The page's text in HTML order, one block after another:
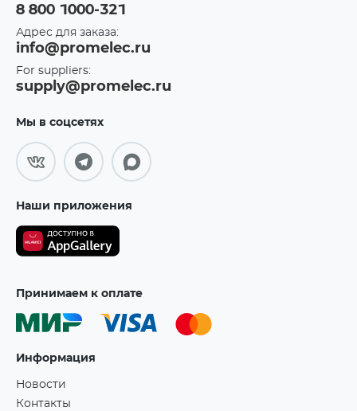
8 800 1000-321
Адрес для заказа:
info@promelec.ru
For suppliers:
supply@promelec.ru
Мы в соцсетях
Наши приложения
Принимаем к оплате
Информация
Новости
Контакты